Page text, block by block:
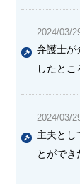
2024/03/
弁護士が
したと
2024/03/
主夫とし
とができ